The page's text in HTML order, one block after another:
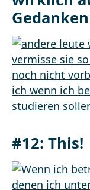
Gedanken
#12: This!